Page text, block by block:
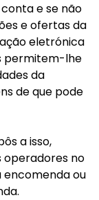
e se não
e ofertas da
eletrónica
permitem-lhe
da
de que pode
a isso,
operadores no
ou